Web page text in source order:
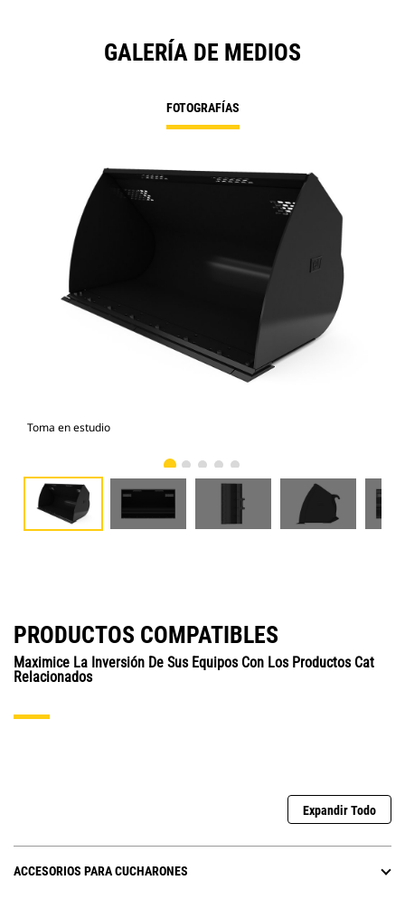
GALERÍA DE MEDIOS
FOTOGRAFÍAS
Toma en estudio
PRODUCTOS COMPATIBLES
Maximice La Inversión De Sus Equipos Con Los Productos Cat
Relacionados
Expandir Todo
ACCESORIOS PARA CUCHARONES